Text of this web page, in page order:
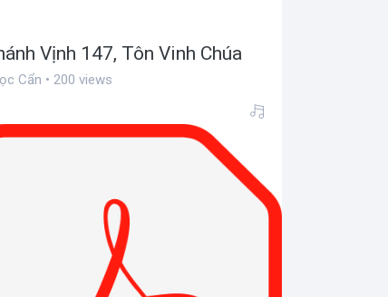
Vịnh 147, Tôn Vinh Chúa
Cẩn • 200 views